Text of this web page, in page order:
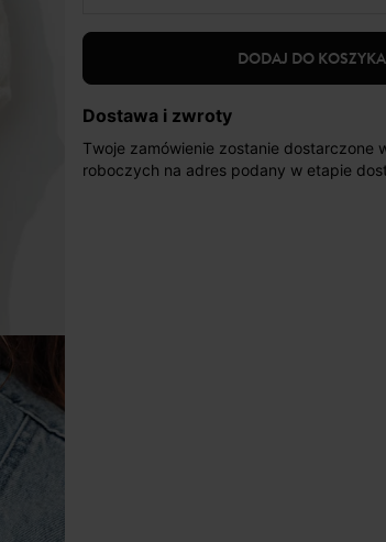
DODAJ DO KOSZYKA
Dostawa i zwroty
Twoje zamówienie zostanie dostarczone
roboczych na adres podany w etapie